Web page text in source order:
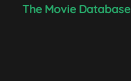
The Movie Database